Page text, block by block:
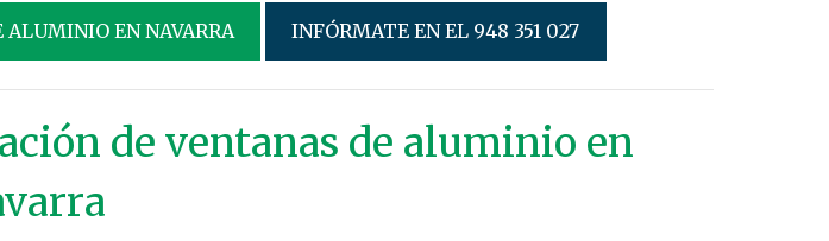
ALUMINIO EN NAVARRA INFÓRMATE EN EL 948 351 027
de ventanas de aluminio en